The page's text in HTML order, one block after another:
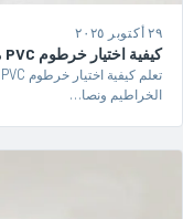
٢٩ أكتوبر ٢٠٢٥
كيفية اختيار خرطوم PVC مسطح للري
الخراطيم ونصا…